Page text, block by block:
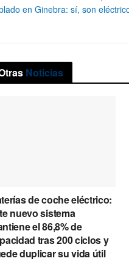
en Ginebra: sí, son
Noticias
de coche eléctrico:
nuevo sistema
el 86,8% de
tras 200 ciclos y
duplicar su vida útil